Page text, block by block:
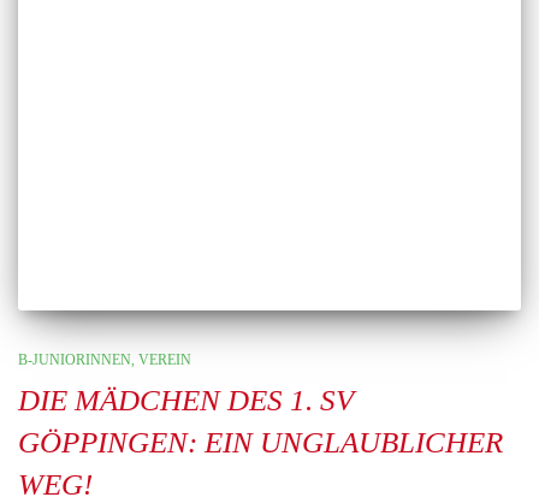
B-JUNIORINNEN VEREIN
DIE MÄDCHEN DES 1. SV
GÖPPINGEN: EIN UNGLAUBLICHER
WEG!